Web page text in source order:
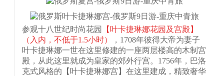
参观十八世纪时尚花园
【叶卡捷琳娜花园及宫殿】
（入内，不低于1.5小时）
，1708年彼得大帝为妻子
叶卡捷琳娜一世在这里修建的一座两层楼高的木制宫
殿，从此这里就成为皇家的郊外行宫。1756年，巴洛
克式风格的【叶卡捷琳娜宫】在这里建成，精致奢华